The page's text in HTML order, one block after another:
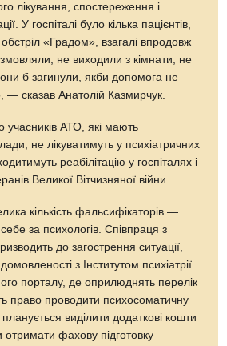
лікування, спостереження і
У госпіталі було кілька пацієнтів,
«Градом», взагалі впродовж
не виходили з кімнати, не
б загинули, якби допомога не
— сказав Анатолій Казмирчук.
учасників АТО, які мають
не лікуватимуть у психіатричних
реабілітацію у госпіталях і
Великої Вітчизняної війни.
кількість фальсифікаторів —
за психологів. Співпраця з
до загострення ситуації,
з Інститутом психіатрії
порталу, де оприлюднять перелік
право проводити психосоматичну
виділити додаткові кошти
отримати фахову підготовку